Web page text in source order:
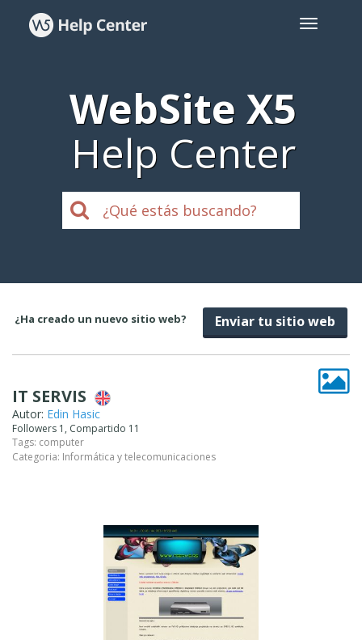
WebSite X5
Help Center
¿Ha creado un nuevo sitio web? Enviar tu sitio web
IT SERVIS
Autor: Edin Hasic
Followers 1, Compartido 11
Tags: computer
Categoria: Informática y telecomunicaciones